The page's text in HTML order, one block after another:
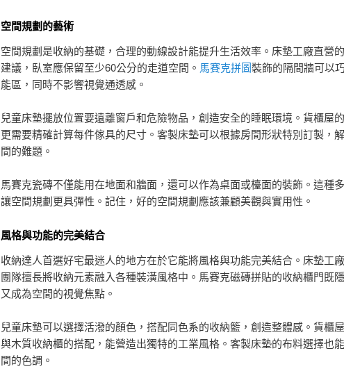
空間規劃的藝術
空間規劃是收納的基礎，合理的動線設計能提升生活效率。床墊工廠直營
建議，臥室應保留至少60公分的走道空間。 馬賽克拼圖裝飾的隔間牆可以
能區，同時不影響視覺通透感。
兒童床墊擺放位置要遠離窗戶和危險物品，創造安全的睡眠環境。貨櫃屋
更需要精確計算每件傢具的尺寸。客製床墊可以根據房間形狀特別訂製，
間的難題。
馬賽克瓷磚不僅能用在地面和牆面，還可以作為桌面或檯面的裝飾。這種
讓空間規劃更具彈性。記住，好的空間規劃應該兼顧美觀與實用性。
風格與功能的完美結合
收納達人首選好宅最迷人的地方在於它能將風格與功能完美結合。床墊工
團隊擅長將收納元素融入各種裝潢風格中。馬賽克磁磚拼貼的收納櫃門既
又成為空間的視覺焦點。
兒童床墊可以選擇活潑的顏色，搭配同色系的收納籃，創造整體感。貨櫃
與木質收納櫃的搭配，能營造出獨特的工業風格。客製床墊的布料選擇也
間的色調。